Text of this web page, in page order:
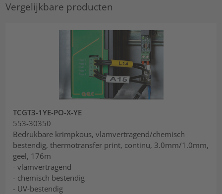
Vergelijkbare producten
TCGT3-1YE-PO-X-YE
553-30350
Bedrukbare krimpkous, vlamvertragend/chemisch
bestendig, thermotransfer print, continu, 3.0mm/1.0mm,
geel, 176m
- vlamvertragend
- chemisch bestendig
- UV-bestendig